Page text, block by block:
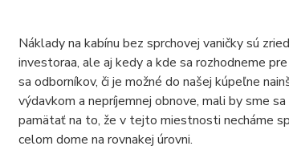
Náklady na kabínu bez sprchovej vaničky sú
investoraa, ale aj kedy a kde sa rozhodneme
sa odborníkov, či je možné do našej kúpeľne
výdavkom a nepríjemnej obnove, mali by sme
pamätať na to, že v tejto miestnosti necháme
celom dome na rovnakej úrovni.